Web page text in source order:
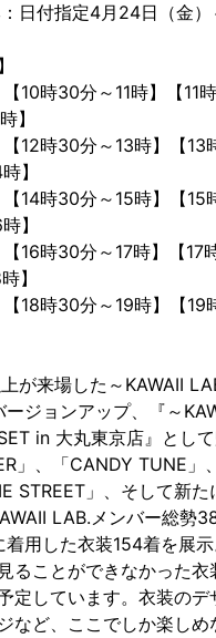
日付指定4月24日（金）
10時30分～11時】【11
】
【12時30分～13時】【13
】
【14時30分～15時】【15
】
【16時30分～17時】【17
】
【18時30分～19時】【19
が来場した～KAWAII
ージョンアップ、『～
in 大丸東京店』とし
」、「CANDY TUNE」
STREET」、そして新た
LAB.メンバー総勢
⽤した衣装154着を展示
ることができなかった衣
定しています。衣装のデ
など、ここでしか楽しめ